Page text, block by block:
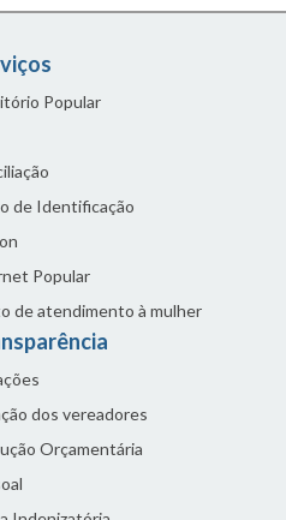
Popular
de Identificação
Popular
de atendimento à mulher
dos vereadores
Orçamentária